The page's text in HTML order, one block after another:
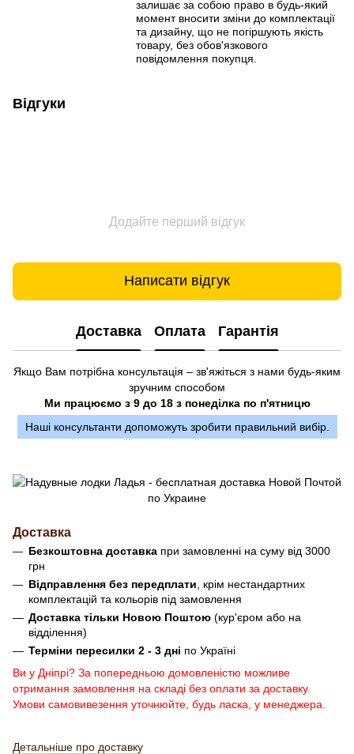
залишає за собою право в будь-який
момент вносити зміни до комплектації
та дизайну, що не погіршують якість
товару, без обов'язкового
повідомлення покупця.
Відгуки
Додайте перший відгук
Написати відгук
Доставка Оплата Гарантія
Якщо Вам потрібна консультація – зв'яжіться з нами будь-яким
зручним способом
Ми працюємо з 9 до 18 з понеділка по п'ятницю
Наші консультанти допоможуть зробити правильний вибір.
Доставка
Безкоштовна доставка при замовленні на суму від 3000
грн
Відправлення без передплати , крім нестандартних
комплектацій та кольорів під замовлення
Доставка тільки Новою Поштою (кур'єром або на
відділення)
Терміни пересилки 2 - 3 дні по Україні
Ви у Дніпрі? За попередньою домовленістю можливе
отримання замовлення на складі без оплати за доставку.
Умови самовивезення уточнюйте, будь ласка, у менеджера.
Детальніше про доставку